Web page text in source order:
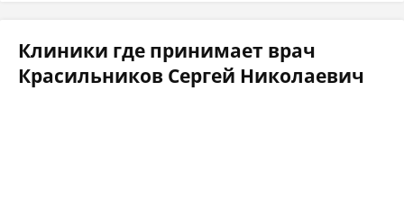
Клиники где принимает врач
Красильников Сергей Николаевич